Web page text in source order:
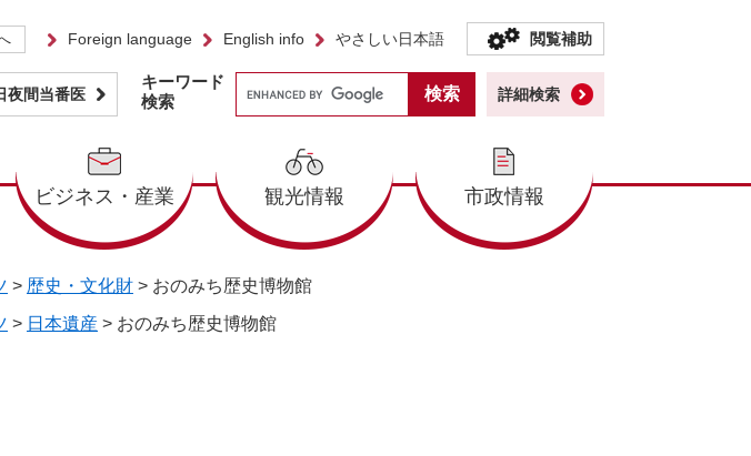
Foreign language English info やさしい日本語 閲覧補助
夜間当番医
ビジネス・産業 観光情報 市政情報
キーワード
検索
詳細検索
> 歴史・文化財 > おのみち歴史博物館
> 日本遺産 > おのみち歴史博物館